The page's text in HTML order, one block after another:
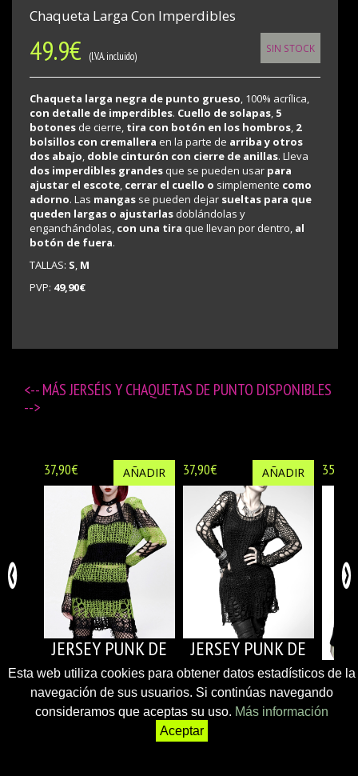
Chaqueta Larga Con Imperdibles
49.9€ (I.V.A. incluido)
SIN STOCK
Chaqueta larga negra de punto grueso, 100% acrílica,
con detalle de imperdibles. Cuello de solapas, 5
botones de cierre, tira con botón en los hombros, 2
bolsillos con cremallera en la parte de arriba y otros
dos abajo, doble cinturón con cierre de anillas. Lleva
dos imperdibles grandes que se pueden usar para
ajustar el escote, cerrar el cuello o simplemente como
adorno. Las mangas se pueden dejar sueltas para que
queden largas o ajustarlas doblándolas y
enganchándolas, con una tira que llevan por dentro, al
botón de fuera.
TALLAS: S, M
PVP: 49,90€
<-- MÁSJERSÉIS Y CHAQUETAS DE PUNTO DISPONIBLES
-->
37,90€ AÑADIR
JERSEY PUNK DE
RED VERDE Y
NEGRO
37,90€ AÑADIR
JERSEY PUNK DE
RED NEGRO
35€
Esta web utiliza cookies para obtener datos estadísticos de la
navegación de sus usuarios. Si continúas navegando
consideramos que aceptas su uso. Más información
Aceptar